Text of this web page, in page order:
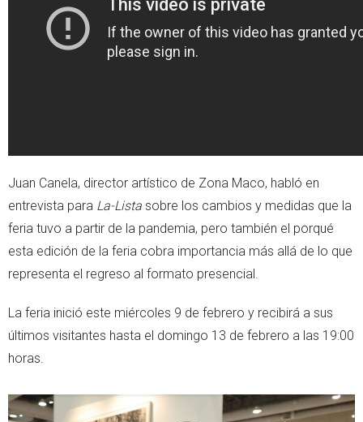
Juan Canela, director artístico de Zona Maco, habló en
entrevista para La-Lista sobre los cambios y medidas que la
feria tuvo a partir de la pandemia, pero también el porqué
esta edición de la feria cobra importancia más allá de lo que
representa el regreso al formato presencial.
La feria inició este miércoles 9 de febrero y recibirá a sus
últimos visitantes hasta el domingo 13 de febrero a las 19:00
horas.